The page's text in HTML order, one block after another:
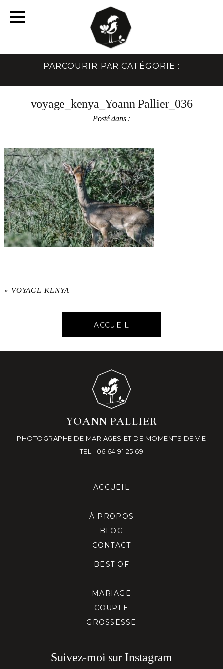
PARCOURIR PAR CATÉGORIE :
voyage_kenya_Yoann Pallier_036
Posté dans :
« VOYAGE KENYA
ACCUEIL
YOANN PALLIER
PHOTOGRAPHE DE MARIAGES ET DE MOMENTS DE VIE
TEL : 06 64 91 25 69
ACCUEIL
-
À PROPOS
BLOG
CONTACT
BEST OF
-
MARIAGE
COUPLE
GROSSESSE
Suivez-moi sur Instagram